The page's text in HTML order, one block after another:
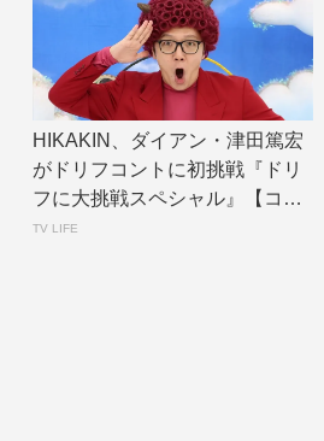
HIKAKIN、ダイアン・津田篤宏
がドリフコントに初挑戦『ドリ
フに大挑戦スペシャル』【コメ
ントあり】...
TV LIFE